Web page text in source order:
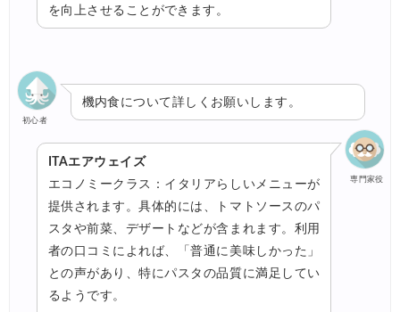
を向上させることができます。
初心者
機内食について詳しくお願いします。
専門家役
ITAエアウェイズ
エコノミークラス：イタリアらしいメニューが
提供されます。具体的には、トマトソースのパ
スタや前菜、デザートなどが含まれます。利用
者の口コミによれば、「普通に美味しかった」
との声があり、特にパスタの品質に満足してい
るようです。